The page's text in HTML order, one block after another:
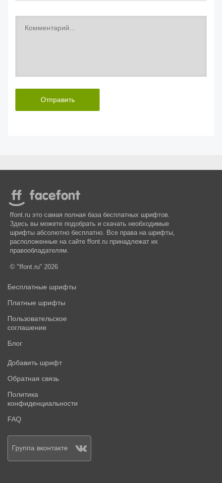
Отправить
ffont.ru это самая полная база бесплатных шрифтов.
Здесь вы можете подобрать и скачать необходимые
шрифты абсолютно бесплатно. Все права на шрифты,
расположенные на сайте ffont.ru принадлежат их
правообладателям.
© "ffont.ru" 2026
Бесплатные шрифты
Платные шрифты
Пользовательское
соглашение
Блог
Добавить шрифт
Обратная связь
Политика
конфиденциальности
FAQ
Группа вконтакте